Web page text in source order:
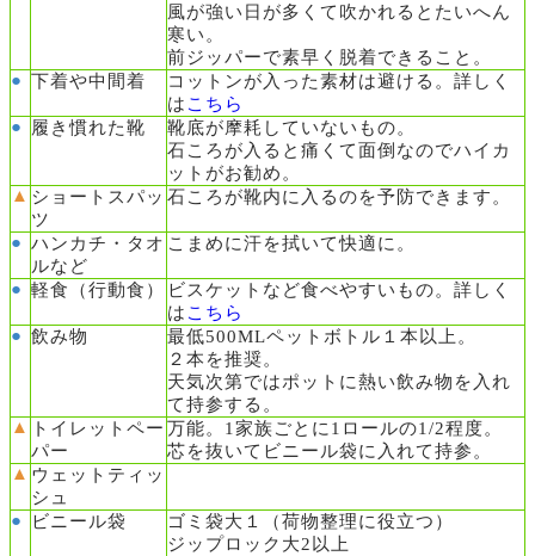
風が強い日が多くて吹かれるとたいへん
寒い。
前ジッパーで素早く脱着できること。
● 下着や中間着
コットンが入った素材は避ける。詳しく
は こちら
●
履き慣れた靴
靴底が摩耗していないもの。
石ころが入ると痛くて面倒なのでハイカ
ットがお勧め。
▲ ショートスパッ
ツ
石ころが靴内に入るのを予防できます。
● ハンカチ・タオ
ルなど
こまめに汗を拭いて快適に。
● 軽食（行動食）
ビスケットなど食べやすいもの。詳しく
は こちら
● 飲み物
最低500MLペットボトル１本以上。
２本を推奨。
天気次第ではポットに熱い飲み物を入れ
て持参する。
▲
トイレットペー
パー
万能。1家族ごとに1ロールの1/2程度。
芯を抜いてビニール袋に入れて持参。
▲ ウェットティッ
シュ
●
ビニール袋
ゴミ袋大１（荷物整理に役立つ）
ジップロック大2以上